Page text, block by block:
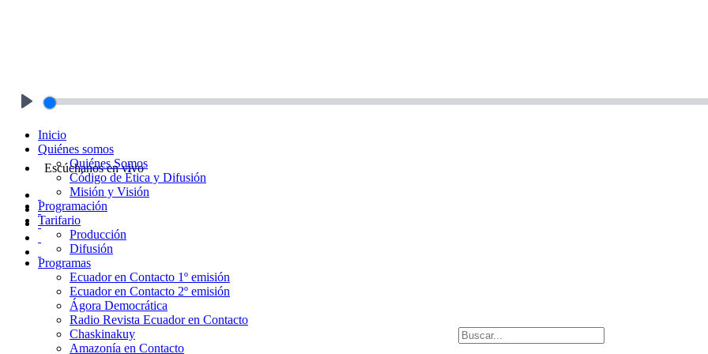
Escúchanos en vivo
Inicio
Quiénes somos
Quiénes Somos
Código de Ética y Difusión
Misión y Visión
Programación
Tarifario
Producción
Difusión
Programas
Ecuador en Contacto 1º emisión
Ecuador en Contacto 2º emisión
Ágora Democrática
Radio Revista Ecuador en Contacto
Chaskinakuy
Amazonía en Contacto